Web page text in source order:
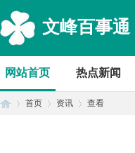
文峰百事通
网站首页 热点新闻
首页 资讯 查看